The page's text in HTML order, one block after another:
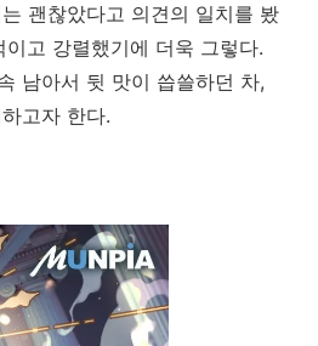
괜찮았다고 의견의 일치를 봤
고 강렬했기에 더욱 그렇다.
남아서 뒷 맛이 씁쓸하던 차,
고자 한다.